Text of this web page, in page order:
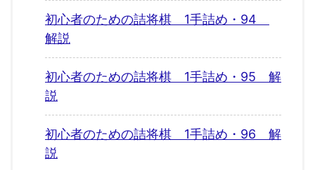
初心者のための詰将棋 1手詰め・94
解説
初心者のための詰将棋 1手詰め・95 解
説
初心者のための詰将棋 1手詰め・96 解
説